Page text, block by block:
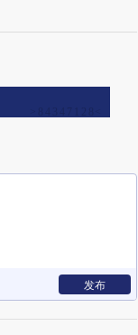
发布